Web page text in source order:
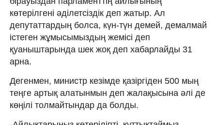
көтерілгені әділетсіздік деп жатыр. Ал
депутаттардың болса, күн-түн демей, демалмай
істеген жұмысымыздың жемісі деп
қуаныштарында шек жоқ деп хабарлайды 31
арна.
Дегенмен, министр кезімде қазіргіден 500 мың
теңге артық алатынмын деп жалақысына әлі де
көңілі толмайтындар да болды.